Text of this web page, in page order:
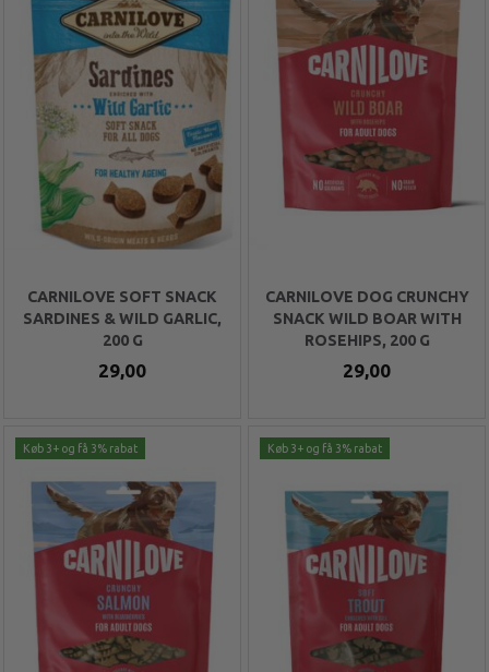
CARNILOVE SOFT SNACK
SARDINES & WILD GARLIC,
200 G
29,00
CARNILOVE DOG CRUNCHY
SNACK WILD BOAR WITH
ROSEHIPS, 200 G
29,00
Køb 3+ og få 3% rabat Køb 3+ og få 3% rabat